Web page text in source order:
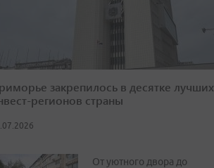
закрепилось в десятке лучших
регионов страны
От уютного двора до